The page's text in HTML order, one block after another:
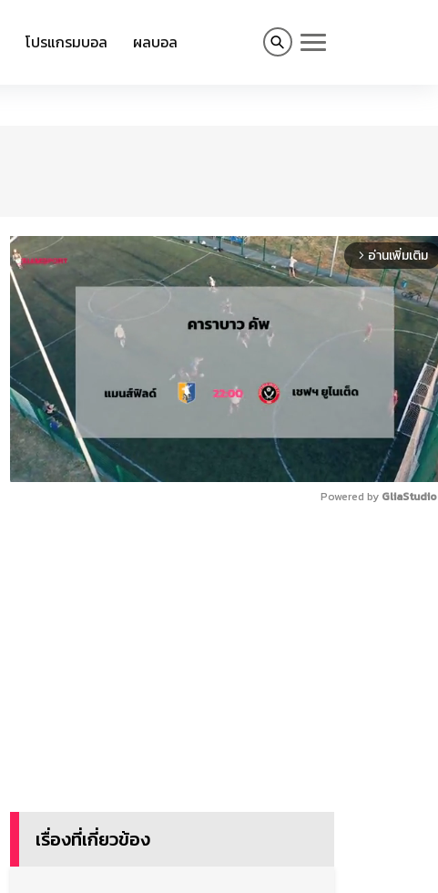
โปรแกรมบอล ผลบอล
arrow_forward_ios อ่านเพิ่มเติม
Powered by
เรื่องที่เกี่ยวข้อง